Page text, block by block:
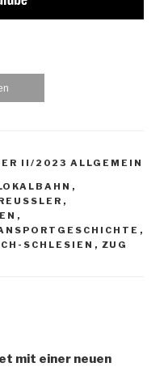
II/2023 ALLGEMEIN
,
,
,
,
SCHLESIEN , ZUG
mit einer neuen